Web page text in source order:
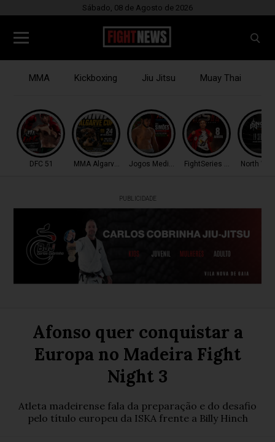
Sábado, 08 de Agosto de 2026
MMA Kickboxing Jiu Jitsu Muay Thai
DFC 51 MMA Algarve CupJogos MediterrâneoFightSeries 11 North
PUBLICIDADE
Afonso quer conquistar a
Europa no Madeira Fight
Night 3
Atleta madeirense fala da preparação e do desafio
pelo título europeu da ISKA frente a Billy Hinch